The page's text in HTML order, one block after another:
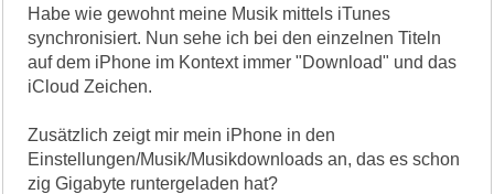
Habe wie gewohnt meine Musik mittels iTunes
synchronisiert. Nun sehe ich bei den einzelnen Titeln
auf dem iPhone im Kontext immer "Download" und das
iCloud Zeichen.
Zusätzlich zeigt mir mein iPhone in den
Einstellungen/Musik/Musikdownloads an, das es schon
zig Gigabyte runtergeladen hat?